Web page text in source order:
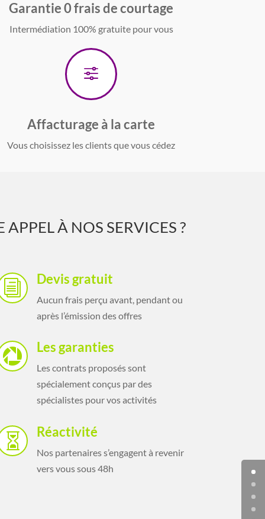
Garantie 0 frais de courtage
Intermédiation 100% gratuite pour vous
f
Affacturage à la carte
Vous choisissez les clients que vous cédez
À NOS SERVICES ?
i Devis gratuit
Aucun frais perçu avant, pendant ou
après l’émission des offres
 Les garanties
Les contrats proposés sont
spécialement conçus par des
spécialistes pour vos activités
 Réactivité
Nos partenaires s’engagent à revenir
vers vous sous 48h